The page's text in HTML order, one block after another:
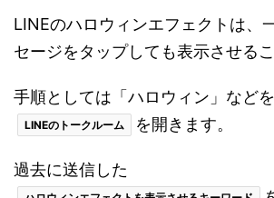
LINEのハロウィンエフェクトは、
セージをタップしても表示させる
手順としては「ハロウィン」など
LINEのトークルーム を開きます。
過去に送信した